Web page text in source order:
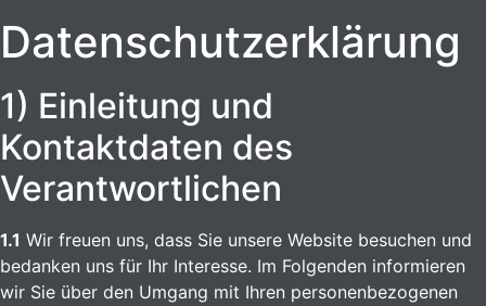
Datenschutzerklärung
1) Einleitung und
Kontaktdaten des
Verantwortlichen
1.1 Wir freuen uns, dass Sie unsere Website besuchen und
bedanken uns für Ihr Interesse. Im Folgenden informieren
wir Sie über den Umgang mit Ihren personenbezogenen